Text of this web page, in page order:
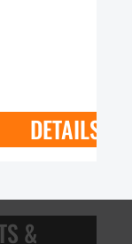
DETAILS
&